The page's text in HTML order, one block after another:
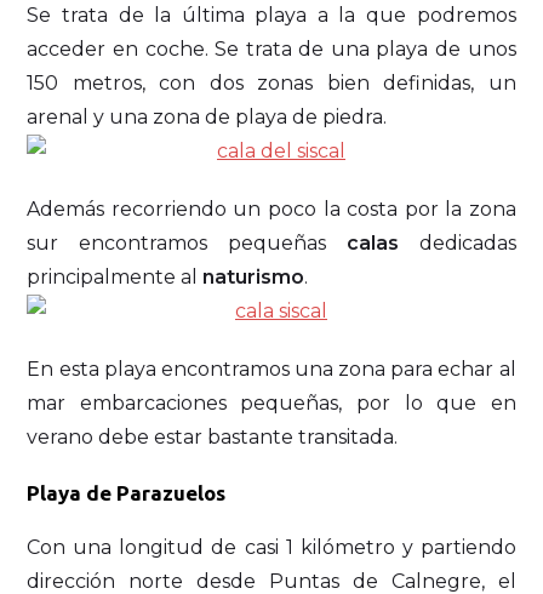
Se trata de la última playa a la que podremos
acceder en coche. Se trata de una playa de unos
150 metros, con dos zonas bien definidas, un
arenal y una zona de playa de piedra.
Además recorriendo un poco la costa por la zona
sur encontramos pequeñas calas dedicadas
principalmente al naturismo.
En esta playa encontramos una zona para echar al
mar embarcaciones pequeñas, por lo que en
verano debe estar bastante transitada.
Playa de Parazuelos
Con una longitud de casi 1 kilómetro y partiendo
dirección norte desde Puntas de Calnegre, el